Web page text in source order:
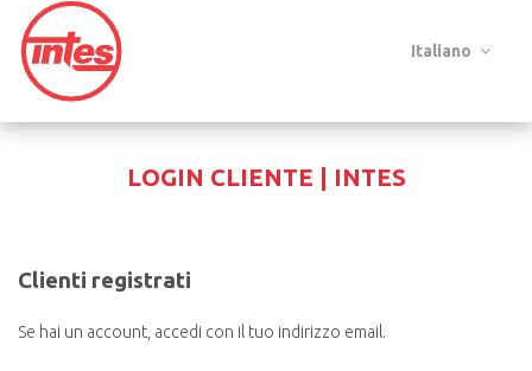
Italiano
LOGIN CLIENTE | INTES
Clienti registrati
Se hai un account, accedi con il tuo indirizzo email.